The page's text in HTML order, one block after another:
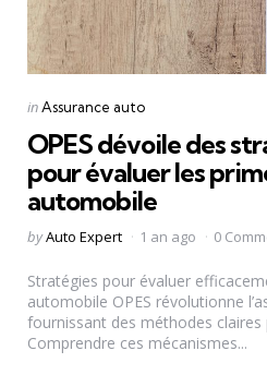
Categories
Posted
inAssurance auto
OPES dévoile des
pour évaluer les
automobile
Posted
byAuto Expert 1 an ago 0
Stratégies pour évaluer
automobile OPES révolutionne
fournissant des méthodes claires
Comprendre ces mécanismes...